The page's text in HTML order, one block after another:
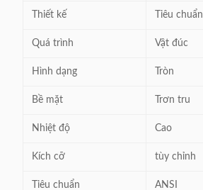
Thiết kế Tiêu chuẩn
Quá trình Vật đúc
Hình dạng Tròn
Bề mặt Trơn tru
Nhiệt độ Cao
Kích cỡ tùy chỉnh
Tiêu chuẩn ANSI